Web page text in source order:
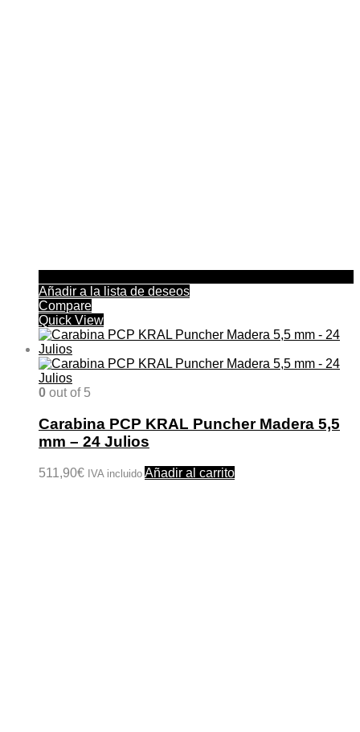
Añadir a la lista de deseos
Compare
Quick View
0 out of 5
Carabina PCP KRAL Puncher Madera 5,5
mm – 24 Julios
511,90€ IVA incluido Añadir al carrito